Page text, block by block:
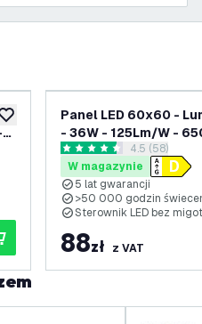
do listy życzeń
Panel LED 60x60 -
- 36W - 125Lm/W -
UGR <22 - 5 lat
otwórz
4.5 Gwiazdki oceny
4.5 (58)
W magazynie
5 lat gwarancji
>50 000 godzin
Sterownik LED bez
88zł z VAT